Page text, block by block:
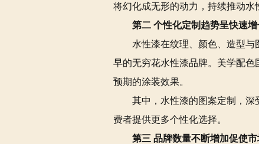
将幻化成无形的动力，持续推动水
第二 个性化定制趋势呈快速增
水性漆在纹理、颜色、造型
早的无穷花水性漆品牌。美学配
预期的涂装效果。
其中，水性漆的图案定制，
费者提供更多个性化选择。
第三 品牌数量不断增加促使